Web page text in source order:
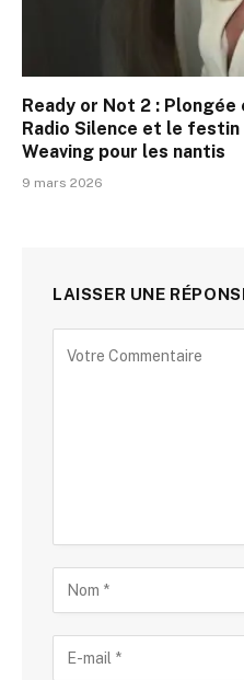
Ready or Not 2 : Plongée
Radio Silence et le
Weaving pour les nantis
9 mars 2026
LAISSER UNE